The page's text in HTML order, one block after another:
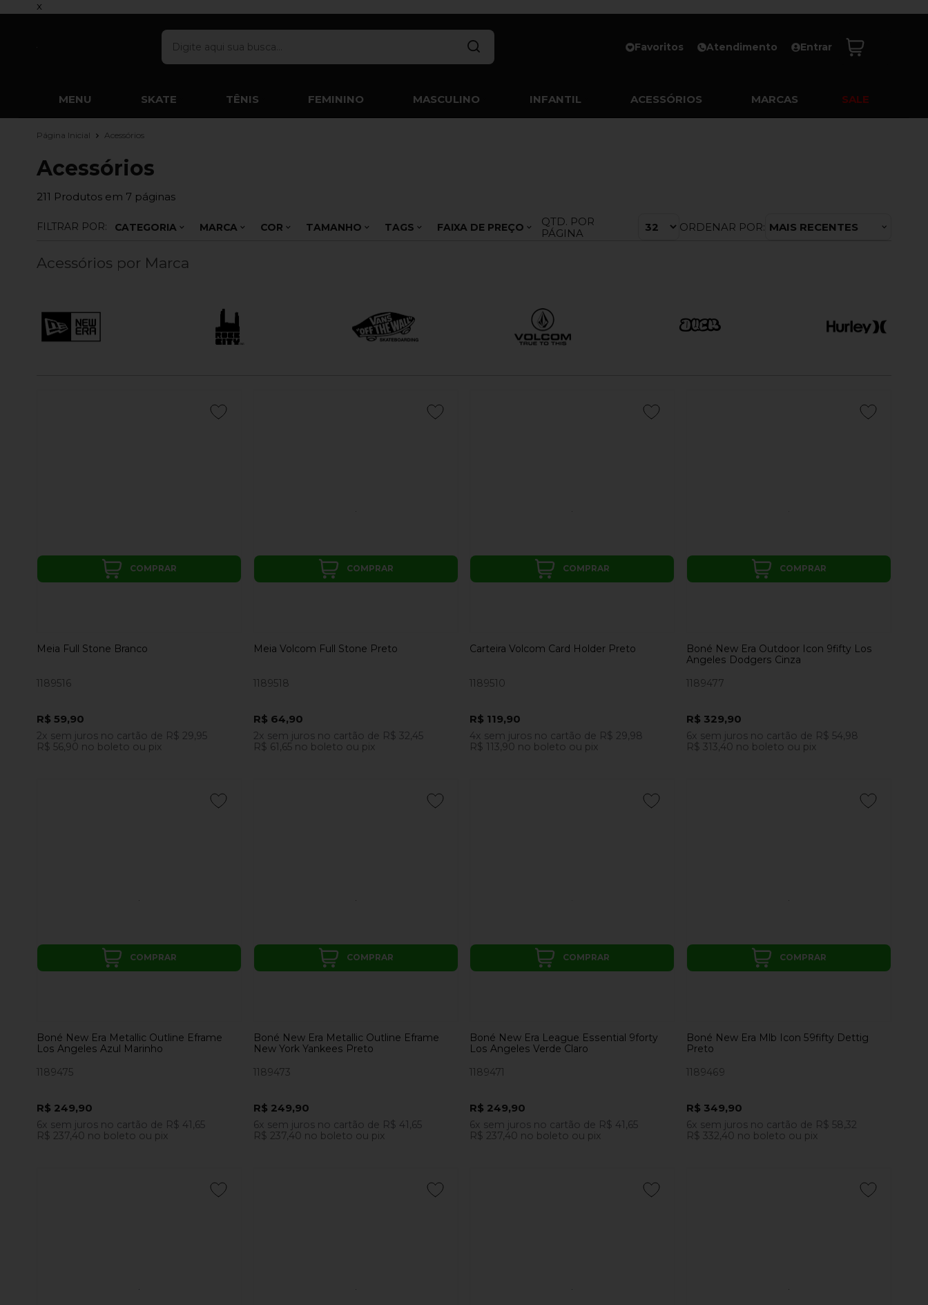
x
Favoritos Atendimento Entrar
MENU SKATE TÊNIS FEMININO MASCULINO INFANTIL ACESSÓRIOS MARCAS SALE
Página Inicial Acessórios
Acessórios
211 Produtos em 7 páginas
FILTRAR POR: CATEGORIA MARCA COR TAMANHO TAGS FAIXA DE PREÇO
QTD. POR
PÁGINA
ORDENAR POR: MAIS RECENTES
Acessórios por Marca
Meia Full Stone Branco
1189516
R$ 59,90
2x sem juros no cartão de R$ 29,95
R$ 56,90 no boleto ou pix
COMPRAR
Meia Volcom Full Stone Preto
1189518
R$ 64,90
2x sem juros no cartão de R$ 32,45
R$ 61,65 no boleto ou pix
COMPRAR
Carteira Volcom Card Holder Preto
1189510
R$ 119,90
4x sem juros no cartão de R$ 29,98
R$ 113,90 no boleto ou pix
COMPRAR
Boné New Era Outdoor Icon 9fifty Los
Angeles Dodgers Cinza
1189477
R$ 329,90
6x sem juros no cartão de R$ 54,98
R$ 313,40 no boleto ou pix
COMPRAR
Boné New Era Metallic Outline Eframe
Los Angeles Azul Marinho
1189475
R$ 249,90
6x sem juros no cartão de R$ 41,65
R$ 237,40 no boleto ou pix
COMPRAR
Boné New Era Metallic Outline Eframe
New York Yankees Preto
1189473
R$ 249,90
6x sem juros no cartão de R$ 41,65
R$ 237,40 no boleto ou pix
COMPRAR
Boné New Era League Essential 9forty
Los Angeles Verde Claro
1189471
R$ 249,90
6x sem juros no cartão de R$ 41,65
R$ 237,40 no boleto ou pix
COMPRAR
Boné New Era Mlb Icon 59fifty Dettig
Preto
1189469
R$ 349,90
6x sem juros no cartão de R$ 58,32
R$ 332,40 no boleto ou pix
COMPRAR